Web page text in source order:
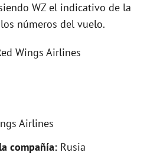
WZ el indicativo de la
números del vuelo.
Wings Airlines
Airlines
compañía: Rusia